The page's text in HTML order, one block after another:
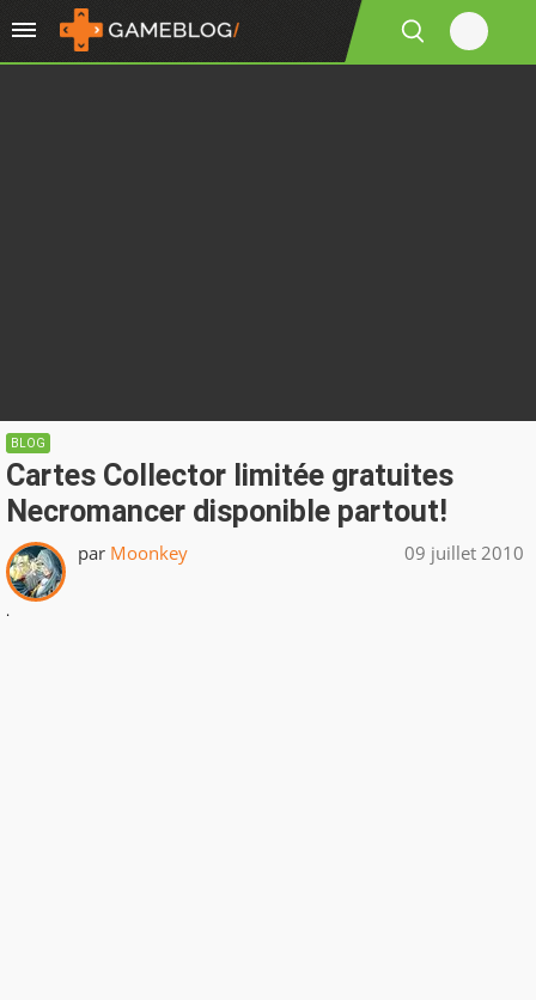
BLOG
Cartes Collector limitée gratuites
Necromancer disponible partout!
par Moonkey 09 juillet 2010
.